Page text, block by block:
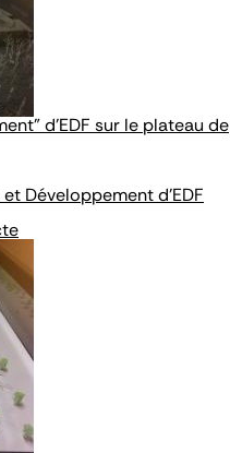
d'EDF sur le plateau de
Développement d'EDF